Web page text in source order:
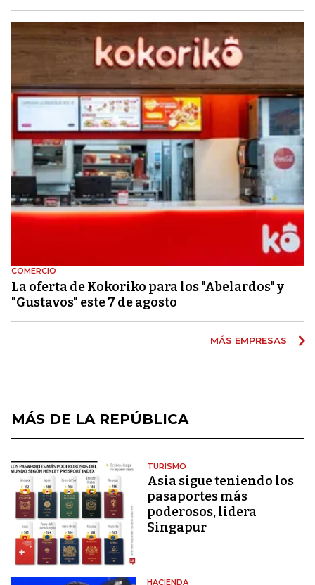
COMERCIO
La oferta de Kokoriko para los "Abelardos" y
"Gustavos" este 7 de agosto
MÁS EMPRESAS
MÁS DE LA REPÚBLICA
TURISMO
Asia sigue teniendo los
pasaportes más
poderosos, lidera
Singapur
HACIENDA